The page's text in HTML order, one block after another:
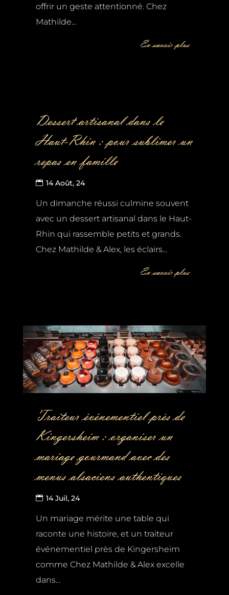
offrir un geste attentionné. Chez
Mathilde...
En savoir plus
Dessert artisanal dans le
Haut-Rhin : pour sublimer un
repas en famille
14 Août, 24
Un dimanche réussi culmine souvent
avec un dessert artisanal dans le Haut-
Rhin qui rassemble petits et grands.
Chez Mathilde & Alex, les éclairs...
En savoir plus
Traiteur événementiel près de
Kingersheim : organiser un
mariage gourmand avec des
menus alsaciens authentiques
14 Juil, 24
Un mariage mérite une table qui
raconte une histoire, et un traiteur
événementiel près de Kingersheim
comme Chez Mathilde & Alex excelle
dans...